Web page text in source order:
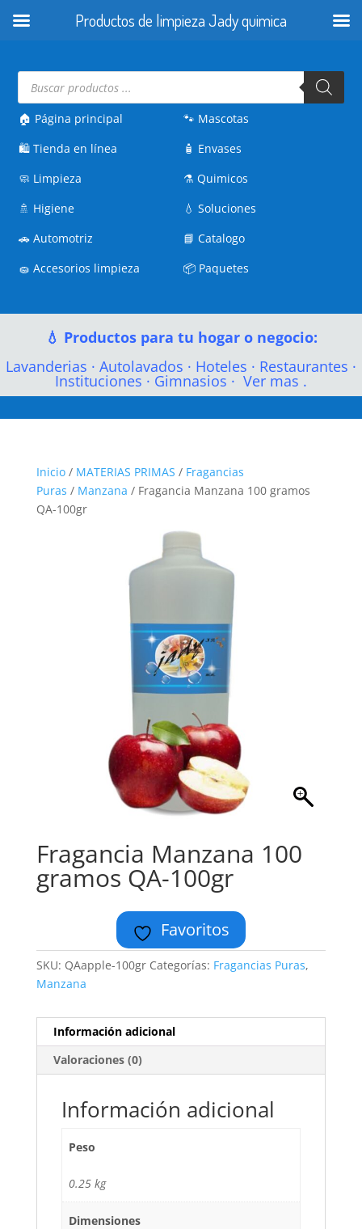
Búsqueda
productos
🏠 Página principal
🛍️Tienda en línea
🧼 Limpieza
🚿 Higiene
🚗Automotriz
🧽Accesorios limpieza
🐾 Mascotas
🧴 Envases
⚗️Quimicos
💧Soluciones
📘Catalogo
📦 Paquetes
💧 Productos para tu hogar o negocio:
Lavanderias · Autolavados · Hoteles · Restaurantes ·
Instituciones · Gimnasios · Ver mas .
Inicio/ MATERIAS PRIMAS / Fragancias
Puras / Manzana / Fragancia Manzana 100 gramos
QA-100gr
Fragancia Manzana 100
gramos QA-100gr
Favoritos
SKU: QAapple-100gr Categorías: Fragancias Puras,
Manzana
Información adicional
Valoraciones (0)
Información adicional
Peso
0.25 kg
Dimensiones
Productos de limpieza Jady quimica